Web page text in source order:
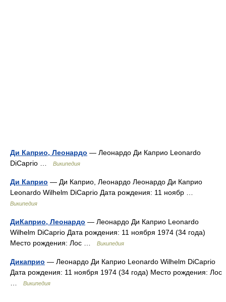
Ди Каприо, Леонардо — Леонардо Ди Каприо Leonardo
DiCaprio …
Википедия
Ди Каприо — Ди Каприо, Леонардо Леонардо Ди Каприо
Leonardo Wilhelm DiCaprio Дата рождения: 11 ноябр …
Википедия
ДиКаприо, Леонардо — Леонардо Ди Каприо Leonardo
Wilhelm DiCaprio Дата рождения: 11 ноября 1974 (34 года)
Место рождения: Лос …
Википедия
Дикаприо — Леонардо Ди Каприо Leonardo Wilhelm DiCaprio
Дата рождения: 11 ноября 1974 (34 года) Место рождения: Лос
Википедия